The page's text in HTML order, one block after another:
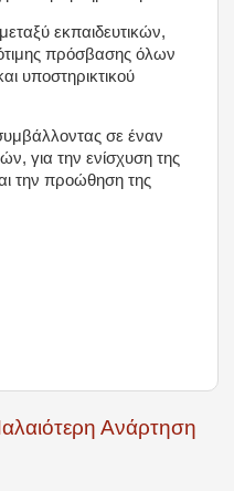
εκπαιδευτικών,
πρόσβασης όλων
υποστηρικτικού
σε έναν
για την ενίσχυση της
την προώθηση της
Ανάρτηση